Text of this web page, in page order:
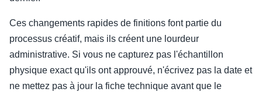
Ces changements rapides de finitions font partie du
processus créatif, mais ils créent une lourdeur
administrative. Si vous ne capturez pas l'échantillon
physique exact qu'ils ont approuvé, n'écrivez pas la date et
ne mettez pas à jour la fiche technique avant que le